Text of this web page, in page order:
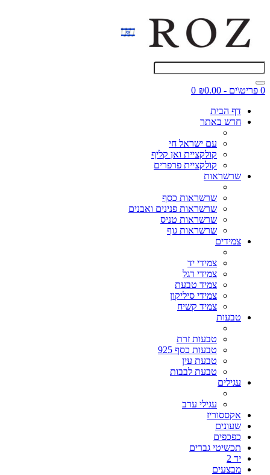
0 פריט\ים - ₪0.00
0
דף הבית
חדש באתר
עם ישראל חי
קולקציית ואן קליף
קולקציית פרפרים
שרשראות
שרשראות כסף
שרשראות פנינים ואבנים
שרשראות טניס
שרשראות גוף
צמידים
צמידי יד
צמידי רגל
צמיד טבעת
צמידי סיליקון
צמיד קשיח
טבעות
טבעות זרת
טבעות כסף 925
טבעת עין
טבעת לבבות
עגילים
עגילי ערב
אקססוריז
שעונים
כפכפים
תכשיטי גברים
יד 2
מבצעים